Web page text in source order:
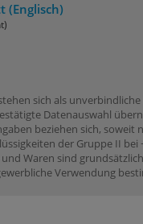
(Englisch)
sich als
Datenauswahl
beziehen sich, soweit
der Gruppe II bei
Waren sind
Verwendung